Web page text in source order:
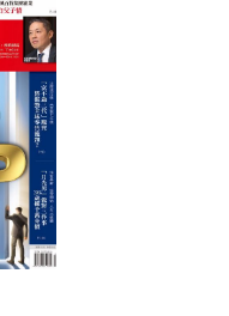
行長 徐浩哲 在馬斯克身
他打造客製化飲料機器人
南克解讀聯準會盤算
麼贏？